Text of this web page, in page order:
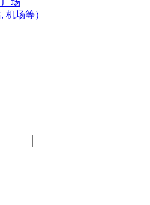
场
机场等）